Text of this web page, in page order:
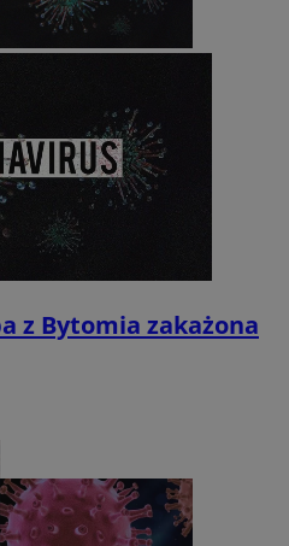
z Bytomia zakażona